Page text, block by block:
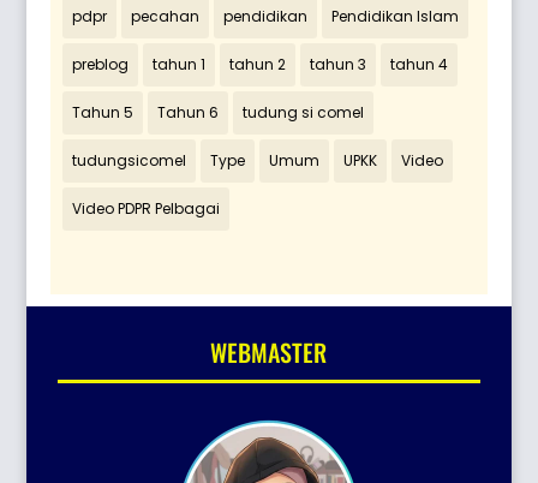
pdpr pecahan pendidikan Pendidikan Islam
preblog tahun 1 tahun 2 tahun 3 tahun 4
Tahun 5 Tahun 6 tudung si comel
tudungsicomel Type Umum UPKK Video
Video PDPR Pelbagai
WEBMASTER